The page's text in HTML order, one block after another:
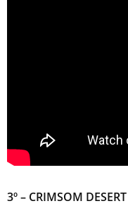
3º – CRIMSOM DESERT